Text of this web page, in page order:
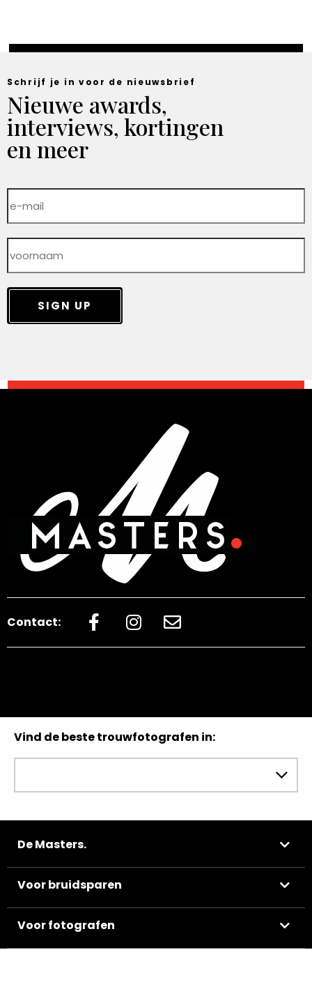
Schrijf je in voor de nieuwsbrief
Nieuwe awards,
interviews, kortingen
en meer
SIGN UP
Contact:
Vind de beste trouwfotografen in:
De Masters.
Voor bruidsparen
Voor fotografen